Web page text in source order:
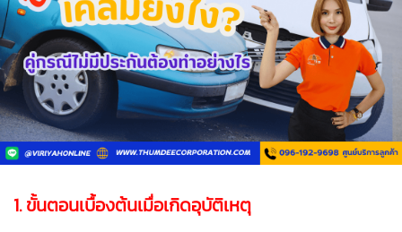
1. ขั้นตอนเบื้องต้นเมื่อเกิดอุบัติเหตุ